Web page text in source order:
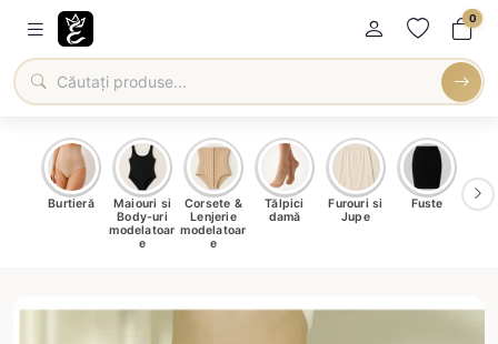
0
Burtieră
Maiouri si
Body-uri
modelatoar
e
Corsete &
Lenjerie
modelatoar
e
Tălpici
damă
Furouri si
Jupe
Fuste